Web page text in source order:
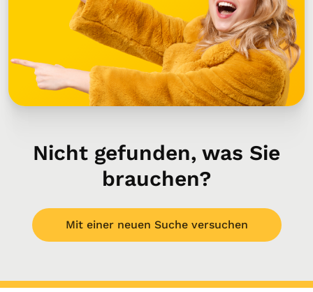
Nicht gefunden, was Sie
brauchen?
Mit einer neuen Suche versuchen